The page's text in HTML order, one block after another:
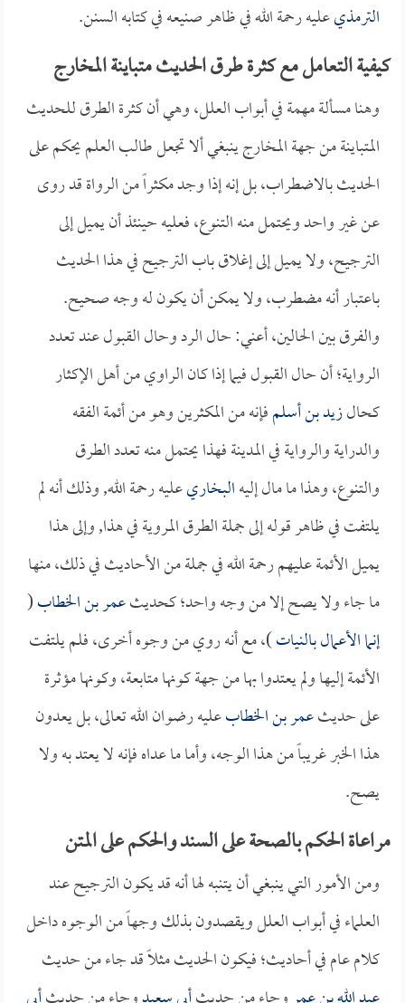
الترمذيعليه رحمة الله في ظاهر صنيعه في كتابه السنن.
كيفية التعامل مع كثرة طرق الحديث متباينة المخارج
وهنا مسألة مهمة في أبواب العلل، وهي أن كثرة الطرق للحديث
المتباينة من جهة المخارج ينبغي ألا تجعل طالب العلم يحكم على
الحديث بالاضطراب، بل إنه إذا وجد مكثراً من الرواة قد روى
عن غير واحد ويحتمل منه التنوع، فعليه حينئذ أن يميل إلى
الترجيح، ولا يميل إلى إغلاق باب الترجيح في هذا الحديث
باعتبار أنه مضطرب، ولا يمكن أن يكون له وجه صحيح.
والفرق بين الحالين، أعني: حال الرد وحال القبول عند تعدد
الرواية؛ أن حال القبول فيما إذا كان الراوي من أهل الإكثار
كحالزيد بن أسلمفإنه من المكثرين وهو من أئمة الفقه
والدراية والرواية في المدينة فهذا يحتمل منه تعدد الطرق
والتنوع، وهذا ما مال إليهالبخاريعليه رحمة الله, وذلك أنه لم
يلتفت في ظاهر قوله إلى جملة الطرق المروية في هذا, وإلى هذا
يميل الأئمة عليهم رحمة الله في جملة من الأحاديث في ذلك، منها
ما جاء ولا يصح إلا من وجه واحد؛ كحديثعمر بن الخطاب(
إنما الأعمال بالنيات)، مع أنه روي من وجوه أخرى، فلم يلتفت
الأئمة إليها ولم يعتدوا بها من جهة كونها متابعة، وكونها مؤثرة
على حديثعمر بن الخطابعليه رضوان الله تعالى، بل يعدون
هذا الخبر غريباً من هذا الوجه، وأما ما عداه فإنه لا يعتد به ولا
يصح.
مراعاة الحكم بالصحة على السند والحكم على المتن
ومن الأمور التي ينبغي أن يتنبه لها أنه قد يكون الترجيح عند
العلماء في أبواب العلل ويقصدون بذلك وجهاً من الوجوه داخل
كلام عام في أحاديث؛ فيكون الحديث مثلاً قد جاء من حديث